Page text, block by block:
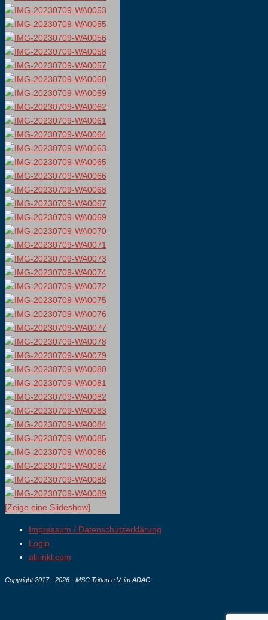
[Zeige eine Slideshow]
Impressum / Datenschutzerklärung
Login
all-inkl.com
Copyright 2017 - 2026 - MSC Trittau e.V. im ADAC